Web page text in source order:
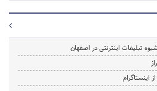
تبلیغات اینترنتی در اصفهان
اینستاگرام